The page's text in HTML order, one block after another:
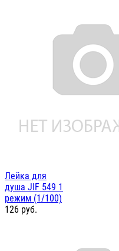
Лейка для
душа JIF 549 1
режим (1/100)
126 руб.